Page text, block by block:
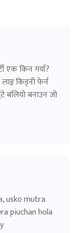
एक किन गर्या?
किड्नी फेर्न
बलियो बनाउन जो
usko mutra
piuchan hola